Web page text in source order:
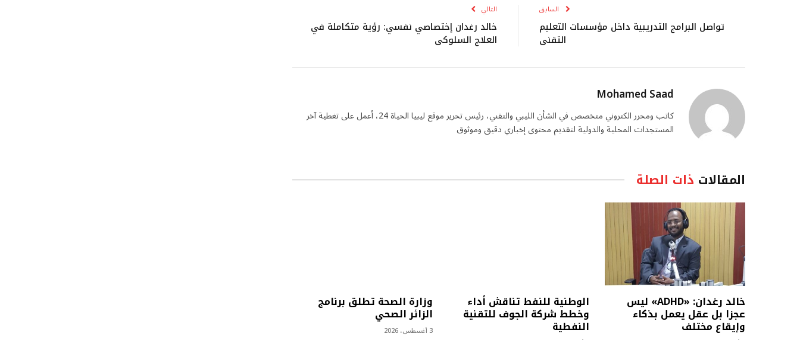
السابق
تواصل البرامج التدريبية داخل مؤسسات التعليم
التقني
التالي
خالد رغدان إختصاصي نفسي: رؤية متكاملة في
العلاج السلوكي
Mohamed Saad
كاتب ومحرر الكتروني متخصص في الشأن الليبي والتقني، رئيس تحرير موقع ليبيا الحياة 24، أعمل على تغطية آخر
المستجدات المحلية والدولية لتقديم محتوى إخباري دقيق وموثوق
المقالات ذات الصلة
خالد رغدان: «ADHD» ليس
عجزا بل عقل يعمل بذكاء
وإيقاع مختلف
الوطنية للنفط تناقش أداء
وخطط شركة الجوف للتقنية
النفطية
وزارة الصحة تطلق برنامج
الزائر الصحي
3 أغسطس، 2026